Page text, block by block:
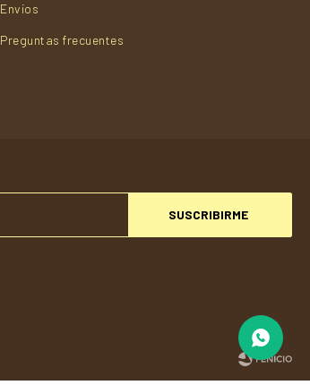
SUSCRIBIRME
Envios
Preguntas frecuentes